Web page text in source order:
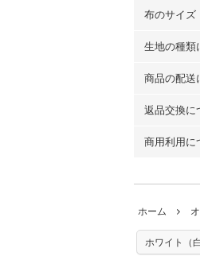
布のサイズ
布の長さ
※カットを
生地の種類
・現在、
ーン）・
（キャン
◎ 各生地
商品の配送
・ネコポ
ります。
※万が一、
※土日祝は
※配送日の
返品交換に
・布はご
ていた色
返品・交
商用利用に
た記載も
店及び
※有料型紙
ホーム
ホワイト（